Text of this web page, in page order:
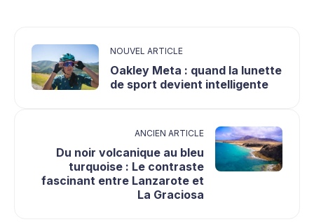
NOUVEL ARTICLE
Oakley Meta : quand la lunette
de sport devient intelligente
ANCIEN ARTICLE
Du noir volcanique au bleu
turquoise : Le contraste
fascinant entre Lanzarote et
La Graciosa